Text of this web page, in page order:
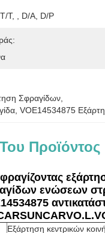
T, , D/A, D/P
Σφραγίδων
VOE14534875
Προϊόντος
ενώσεων
Εξάρτηση κεντρικών